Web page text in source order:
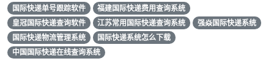
国际快递单号跟踪软件
福建国际快递费用查询系统
皇冠国际快递查询软件
江苏常用国际快递查询系统
强焱国际快递系统
国际快递物流管理系统
国际快递系统怎么下载
中国国际快递在线查询系统